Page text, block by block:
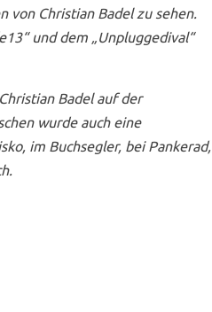
von Christian Badel zu sehen.
und dem „Unpluggedival“
Badel auf der
wurde auch eine
im Buchsegler, bei Pankerad,